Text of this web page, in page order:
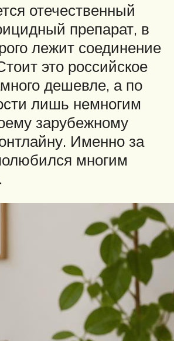
отечественный
препарат, в
лежит соединение
это российское
дешевле, а по
лишь немногим
зарубежному
Именно за
многим